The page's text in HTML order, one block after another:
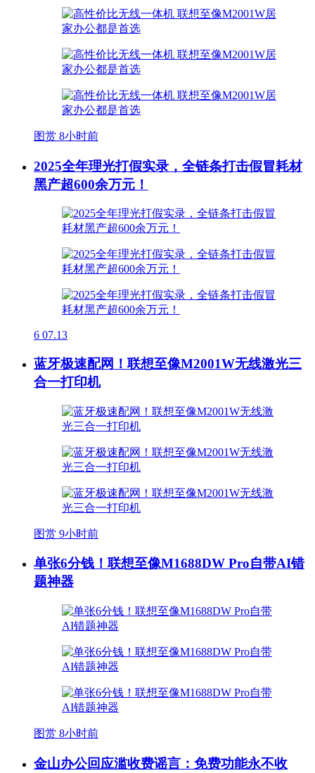
图赏 8小时前
2025全年理光打假实录，全链条打击假冒耗材
黑产超600余万元！
6 07.13
蓝牙极速配网！联想至像M2001W无线激光三
合一打印机
图赏 9小时前
单张6分钱！联想至像M1688DW Pro自带AI错
题神器
图赏 8小时前
金山办公回应滥收费谣言：免费功能永不收